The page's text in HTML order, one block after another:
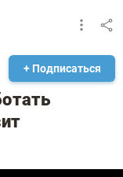
+ Подписаться